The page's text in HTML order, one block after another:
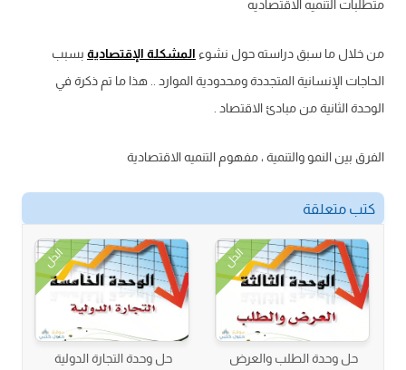
متطلبات التنميه الاقتصاديه
من خلال ما سبق دراسته حول نشوء المشكلة الإقتصادية بسبب
الحاجات الإنسانية المتجددة ومحدودية الموارد .. هذا ما تم ذكرة في
الوحدة الثانية من مبادئ الاقتصاد .
الفرق بين النمو والتنمية ، مفهوم التنميه الاقتصادية
كتب متعلقة
الحل
حل وحدة الطلب والعرض
الحل
حل وحدة التجارة الدولية